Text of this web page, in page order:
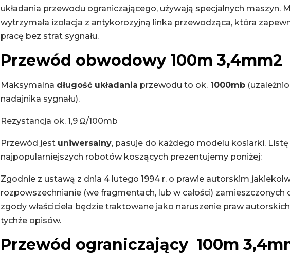
układania przewodu ograniczającego, używają specjalnych maszyn.
wytrzymała izolacja z antykorozyjną linka przewodząca, która
pracę bez strat sygnału.
Przewód obwodowy 100m 3,4mm2
Maksymalna długość układania przewodu to ok.1000mb
nadajnika sygnału).
Rezystancja ok. 1,9 Ω/100mb
Przewód jest uniwersalny, pasuje do każdego modelu kosiarki. Listę
najpopularniejszych robotów koszących prezentujemy poniżej:
Zgodnie z ustawą z dnia 4 lutego 1994 r. o prawie autorskim
rozpowszechnianie (we fragmentach, lub w całości) zamieszczonych
zgody właściciela będzie traktowane jako naruszenie praw autorskich
tychże opisów.
Przewód ograniczający 100m